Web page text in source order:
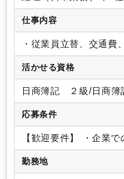
仕事内容
・従業員立替、交通費
＊企業での経理経験者
ますが、総務や労務関
活かせる資格
日商簿記 ２級/日商
応募条件
【歓迎要件】 ・企業
持ちの方優遇
勤務地